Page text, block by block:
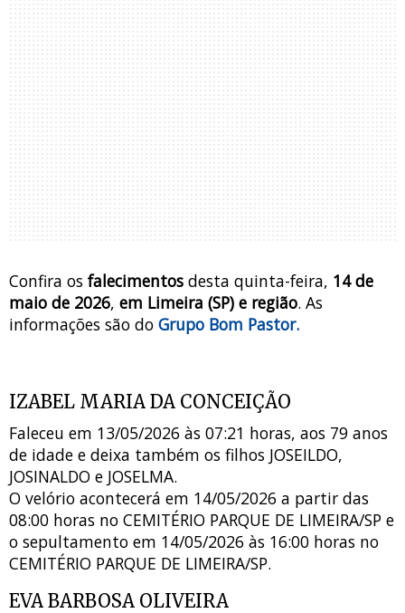
Confira os falecimentos desta quinta-feira, 14 de
maio de 2026, em Limeira (SP) e região. As
informações são do Grupo Bom Pastor.
IZABEL MARIA DA CONCEIÇÃO
Faleceu em 13/05/2026 às 07:21 horas, aos 79 anos
de idade e deixa também os filhos JOSEILDO,
JOSINALDO e JOSELMA.
O velório acontecerá em 14/05/2026 a partir das
08:00 horas no CEMITÉRIO PARQUE DE LIMEIRA/SP e
o sepultamento em 14/05/2026 às 16:00 horas no
CEMITÉRIO PARQUE DE LIMEIRA/SP.
EVA BARBOSA OLIVEIRA